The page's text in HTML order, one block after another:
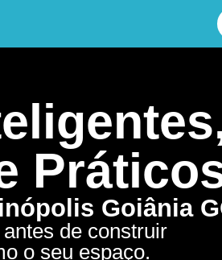
Goiânia
de construir
o seu espaço.